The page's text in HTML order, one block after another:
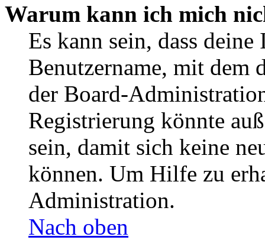
Warum kann ich mich
Es kann sein, dass
Benutzername, mit dem
der Board-
Registrierung könnte
sein, damit sich keine
können. Um Hilfe zu
Administration.
Nach oben